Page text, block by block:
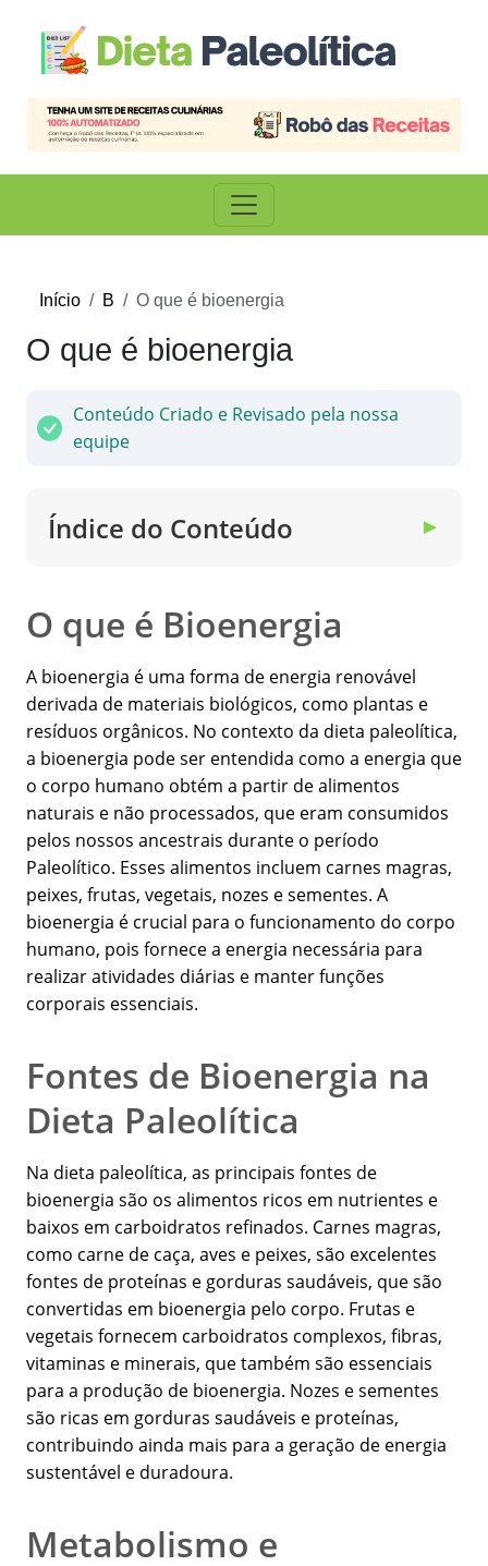
Início B O que é bioenergia
O que é bioenergia
Conteúdo Criado e Revisado pela nossa
equipe
Índice do Conteúdo ▼
O que é Bioenergia
A bioenergia é uma forma de energia renovável
derivada de materiais biológicos, como plantas e
resíduos orgânicos. No contexto da dieta paleolítica,
a bioenergia pode ser entendida como a energia que
o corpo humano obtém a partir de alimentos
naturais e não processados, que eram consumidos
pelos nossos ancestrais durante o período
Paleolítico. Esses alimentos incluem carnes magras,
peixes, frutas, vegetais, nozes e sementes. A
bioenergia é crucial para o funcionamento do corpo
humano, pois fornece a energia necessária para
realizar atividades diárias e manter funções
corporais essenciais.
Fontes de Bioenergia na
Dieta Paleolítica
Na dieta paleolítica, as principais fontes de
bioenergia são os alimentos ricos em nutrientes e
baixos em carboidratos refinados. Carnes magras,
como carne de caça, aves e peixes, são excelentes
fontes de proteínas e gorduras saudáveis, que são
convertidas em bioenergia pelo corpo. Frutas e
vegetais fornecem carboidratos complexos, fibras,
vitaminas e minerais, que também são essenciais
para a produção de bioenergia. Nozes e sementes
são ricas em gorduras saudáveis e proteínas,
contribuindo ainda mais para a geração de energia
sustentável e duradoura.
Metabolismo e